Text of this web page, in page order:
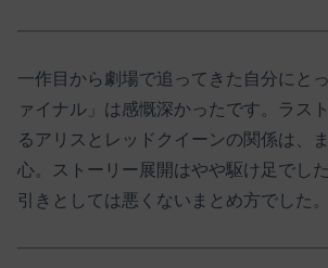
一作目から劇場で追ってきた自分にと
ァイナル」は感慨深かったです。ラス
るアリスとレッドクイーンの関係は、
心。ストーリー展開はやや駆け足でし
引きとしては悪くないまとめ方でした